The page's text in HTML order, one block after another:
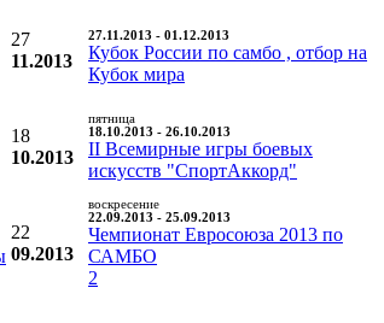
27
11.2013
27.11.2013 - 01.12.2013
Кубок России по самбо , отбор на
Кубок мира
18
10.2013
пятница
18.10.2013 - 26.10.2013
II Всемирные игры боевых
искусств "СпортАккорд"
22
09.2013
воскресение
22.09.2013 - 25.09.2013
Чемпионат Евросоюза 2013 по
САМБО
2